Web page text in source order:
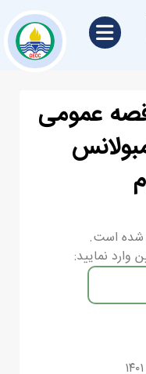
عمومی
آمبولانس
شده است.
وارد نمایید: